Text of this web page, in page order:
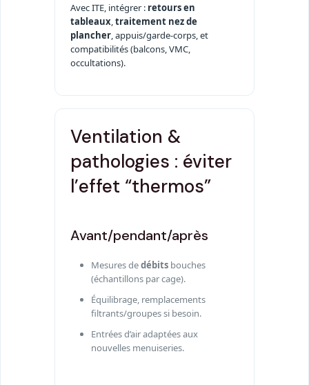
Avec ITE, intégrer : retours en
tableaux ,traitement nez de
plancher , appuis/garde-corps, et
compatibilités (balcons, VMC,
occultations).
Ventilation &
pathologies : éviter
l’effet “thermos”
Avant/pendant/après
Mesures dedébits bouches
(échantillons par cage).
Équilibrage, remplacements
filtrants/groupes si besoin.
Entrées d’air adaptées aux
nouvelles menuiseries.